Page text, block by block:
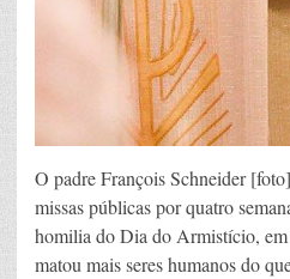
O padre François Schneider
missas públicas por quatro
homilia do Dia do Armistício,
matou mais seres humanos do